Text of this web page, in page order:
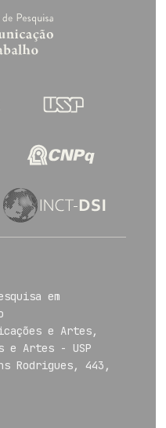
em
e Artes,
e Artes - USP
Rodrigues, 443,